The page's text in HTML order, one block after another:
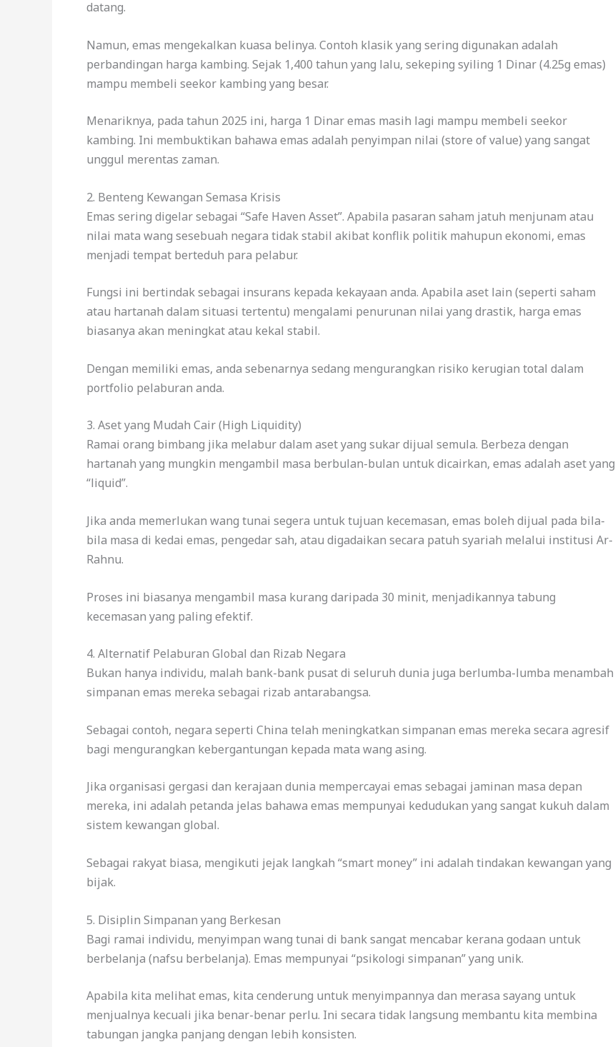
datang.
Namun, emas mengekalkan kuasa belinya. Contoh klasik yang sering digunakan adalah
perbandingan harga kambing. Sejak 1,400 tahun yang lalu, sekeping syiling 1 Dinar (4.25g emas)
mampu membeli seekor kambing yang besar.
Menariknya, pada tahun 2025 ini, harga 1 Dinar emas masih lagi mampu membeli seekor
kambing. Ini membuktikan bahawa emas adalah penyimpan nilai (store of value) yang sangat
unggul merentas zaman.
2. Benteng Kewangan Semasa Krisis
Emas sering digelar sebagai “Safe Haven Asset”. Apabila pasaran saham jatuh menjunam atau
nilai mata wang sesebuah negara tidak stabil akibat konflik politik mahupun ekonomi, emas
menjadi tempat berteduh para pelabur.
Fungsi ini bertindak sebagai insurans kepada kekayaan anda. Apabila aset lain (seperti saham
atau hartanah dalam situasi tertentu) mengalami penurunan nilai yang drastik, harga emas
biasanya akan meningkat atau kekal stabil.
Dengan memiliki emas, anda sebenarnya sedang mengurangkan risiko kerugian total dalam
portfolio pelaburan anda.
3. Aset yang Mudah Cair (High Liquidity)
Ramai orang bimbang jika melabur dalam aset yang sukar dijual semula. Berbeza dengan
hartanah yang mungkin mengambil masa berbulan-bulan untuk dicairkan, emas adalah aset yang
“liquid”.
Jika anda memerlukan wang tunai segera untuk tujuan kecemasan, emas boleh dijual pada bila-
bila masa di kedai emas, pengedar sah, atau digadaikan secara patuh syariah melalui institusi Ar-
Rahnu.
Proses ini biasanya mengambil masa kurang daripada 30 minit, menjadikannya tabung
kecemasan yang paling efektif.
4. Alternatif Pelaburan Global dan Rizab Negara
Bukan hanya individu, malah bank-bank pusat di seluruh dunia juga berlumba-lumba menambah
simpanan emas mereka sebagai rizab antarabangsa.
Sebagai contoh, negara seperti China telah meningkatkan simpanan emas mereka secara agresif
bagi mengurangkan kebergantungan kepada mata wang asing.
Jika organisasi gergasi dan kerajaan dunia mempercayai emas sebagai jaminan masa depan
mereka, ini adalah petanda jelas bahawa emas mempunyai kedudukan yang sangat kukuh dalam
sistem kewangan global.
Sebagai rakyat biasa, mengikuti jejak langkah “smart money” ini adalah tindakan kewangan yang
bijak.
5. Disiplin Simpanan yang Berkesan
Bagi ramai individu, menyimpan wang tunai di bank sangat mencabar kerana godaan untuk
berbelanja (nafsu berbelanja). Emas mempunyai “psikologi simpanan” yang unik.
Apabila kita melihat emas, kita cenderung untuk menyimpannya dan merasa sayang untuk
menjualnya kecuali jika benar-benar perlu. Ini secara tidak langsung membantu kita membina
tabungan jangka panjang dengan lebih konsisten.